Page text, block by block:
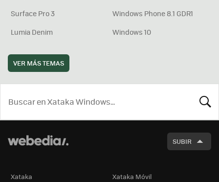
Surface Pro 3
Windows Phone 8.1 GDR1
Lumia Denim
Windows 10
VER MÁS TEMAS
SUBIR
Xataka
Xataka Móvil